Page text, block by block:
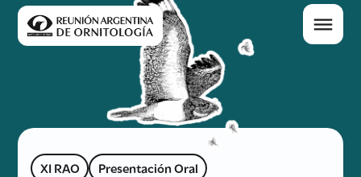
XI RAO Presentación Oral